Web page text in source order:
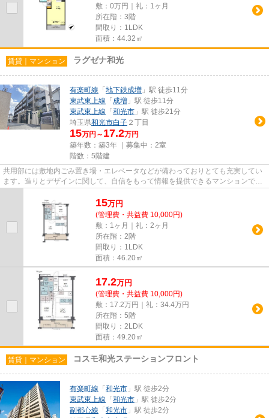
敷：0万円｜礼：1ヶ月
所在階：3階
間取り：1LDK
面積：44.32㎡
賃貸｜マンション ラグゼナ和光
有楽町線 「 地下鉄成増 」駅 徒歩11分
東武東上線 「 成増 」駅 徒歩11分
東武東上線 「 和光市 」駅 徒歩21分
埼玉県和光市白子 ２丁目
15万円～ 17.2万円
築年数：築3年 ｜募集中： 2室
階数：5階建
共用部には敷地内ごみ置き場・エレベータなどが備わっておりとても充実してい
ます。造りとデザインに関して、自信をもって情報を提供できるマンションで
15万円
(管理費・共益費 10,000円)
敷：1ヶ月｜礼：2ヶ月
所在階：2階
間取り：1LDK
面積：46.20㎡
17.2万円
(管理費・共益費 10,000円)
敷：17.2万円｜礼：34.4万円
所在階：5階
間取り：2LDK
面積：49.20㎡
賃貸｜マンション コスモ和光ステーションフロント
有楽町線 「 和光市 」駅 徒歩2分
東武東上線 「 和光市 」駅 徒歩2分
副都心線 「 和光市 」駅 徒歩2分